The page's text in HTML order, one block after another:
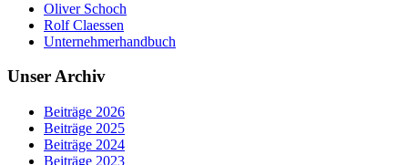
Oliver Schoch
Rolf Claessen
Unternehmerhandbuch
Unser Archiv
Beiträge 2026
Beiträge 2025
Beiträge 2024
Beiträge 2023